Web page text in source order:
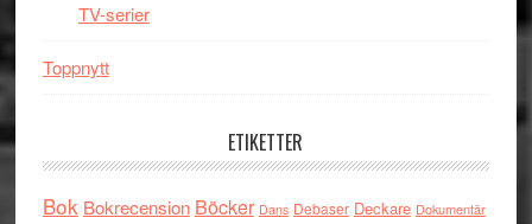
TV-serier
Toppnytt
ETIKETTER
Bok Bokrecension Böcker Dans Debaser Deckare Dokumentär